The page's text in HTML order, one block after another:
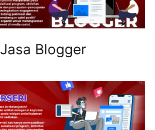
Jasa Blogger